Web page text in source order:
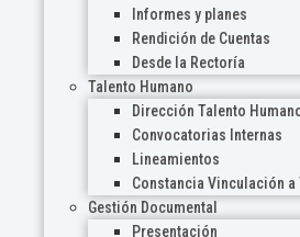
Informes y planes
Rendición de Cuentas
Desde la Rectoría
Talento Humano
Dirección Talento
Convocatorias Internas
Lineamientos
Constancia Vinculación a
Gestión Documental
Presentación